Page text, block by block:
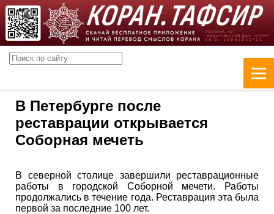
В Петербурге после
реставрации открывается
Соборная мечеть
В северной столице завершили реставрационные
работы в городской Соборной мечети. Работы
продолжались в течение года. Реставрация эта была
первой за последние 100 лет.